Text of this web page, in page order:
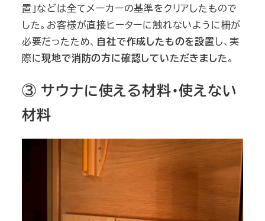
置」などは全てメーカーの基準をクリアしたもので
した。お客様が直接ヒーターに触れないように柵が
必要だったため、 自社で作成したものを設置し、実
際に現地で消防の方に確認していただきました。
③ サウナに使える材料・使えない
材料